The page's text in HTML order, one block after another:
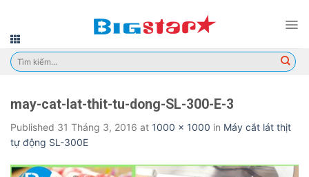
content
Tìm
kiếm:
may-cat-lat-thit-tu-dong-SL-300-E-3
Published 31 Tháng 3, 2016 at 1000 × 1000 in Máy cắt lát thịt
tự động SL-300E